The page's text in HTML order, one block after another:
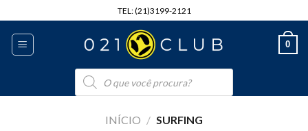
to
content
TEL: (21)3199-2121
0
Pesquisar
produtos
INÍCIO / SURFING